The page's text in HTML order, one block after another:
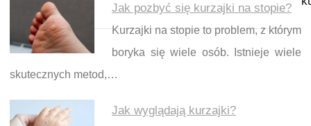
Jak pozbyć się kurzajki na stopie?
Kurzajki na stopie to problem, z którym
boryka się wiele osób. Istnieje wiele
skutecznych metod,…
Jak wyglądają kurzajki?